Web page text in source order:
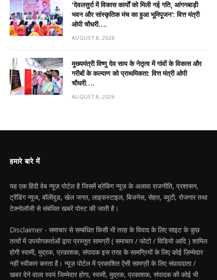
’देवलसुर्रा में विकास कार्यों को मिली नई गति, आंगनबाड़ी
भवन और सांस्कृतिक मंच का हुआ भूमिपूजन’: वित्त मंत्री
ओपी चौधरी….
AUGUST 8, 2026
मुख्यमंत्री विष्णु देव साय के नेतृत्व में गांवों के विकास और
गरीबों के कल्याण को प्राथमिकता: वित्त मंत्री ओपी
चौधरी….
AUGUST 8, 2026
हमारे बारे में
यह एक हिंदी वेब न्यूज़ पोर्टल है जिसमें ब्रेकिंग न्यूज़ के अलावा राजनीति, प्रशासन,
ट्रेंडिंग न्यूज, बॉलीवुड, खेल जगत, लाइफस्टाइल, बिजनेस, सेहत, ब्यूटी, रोजगार तथा
टेक्नोलॉजी से संबंधित खबरें पोस्ट की जाती है।
Disclaimer - समाचार से सम्बंधित किसी भी तरह के विवाद के लिए साइट के कुछ
तत्वों में उपयोगकर्ताओं द्वारा प्रस्तुत सामग्री ( समाचार / फोटो / विडियो आदि ) शामिल
होगी स्वामी, मुद्रक, प्रकाशक, संपादक इस तरह के सामग्रियों के लिए कोई ज़िम्मेदार
नहीं स्वीकार करता है। न्यूज़ पोर्टल में प्रकाशित ऐसी सामग्री के लिए संवाददाता /
खबर देने वाला स्वयं जिम्मेदार होगा, स्वामी, मुद्रक, प्रकाशक, संपादक की कोई भी